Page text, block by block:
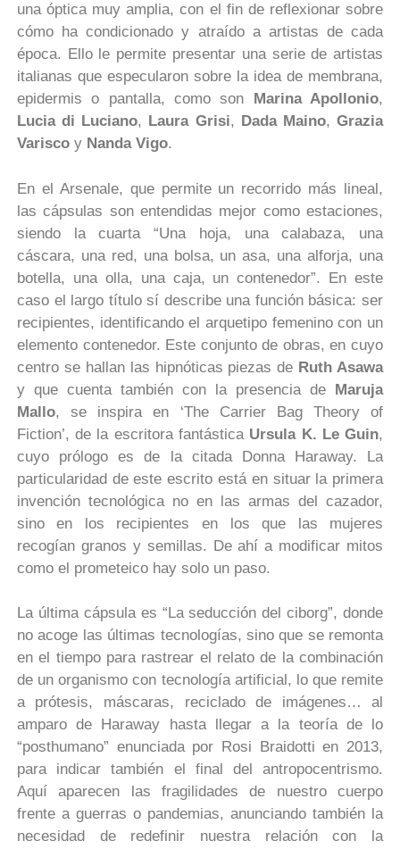
una óptica muy amplia, con el fin de reflexionar sobre
cómo ha condicionado y atraído a artistas de cada
época. Ello le permite presentar una serie de artistas
italianas que especularon sobre la idea de membrana,
epidermis o pantalla, como son Marina Apollonio,
Lucia di Luciano, Laura Grisi, Dada Maino,Grazia
Variscoy Nanda Vigo.
En el Arsenale, que permite un recorrido más lineal,
las cápsulas son entendidas mejor como estaciones,
siendo la cuarta “Una hoja, una calabaza, una
cáscara, una red, una bolsa, un asa, una alforja, una
botella, una olla, una caja, un contenedor”. En este
caso el largo título sí describe una función básica: ser
recipientes, identificando el arquetipo femenino con un
elemento contenedor. Este conjunto de obras, en cuyo
centro se hallan las hipnóticas piezas de Ruth Asawa
y que cuenta también con la presencia de Maruja
Mallo, se inspira en ‘The Carrier Bag Theory of
Fiction’, de la escritora fantástica Ursula K. Le Guin,
cuyo prólogo es de la citada Donna Haraway. La
particularidad de este escrito está en situar la primera
invención tecnológica no en las armas del cazador,
sino en los recipientes en los que las mujeres
recogían granos y semillas. De ahí a modificar mitos
como el prometeico hay solo un paso.
La última cápsula es “La seducción del ciborg”, donde
no acoge las últimas tecnologías, sino que se remonta
en el tiempo para rastrear el relato de la combinación
de un organismo con tecnología artificial, lo que remite
a prótesis, máscaras, reciclado de imágenes… al
amparo de Haraway hasta llegar a la teoría de lo
“posthumano” enunciada por Rosi Braidotti en 2013,
para indicar también el final del antropocentrismo.
Aquí aparecen las fragilidades de nuestro cuerpo
frente a guerras o pandemias, anunciando también la
necesidad de redefinir nuestra relación con la